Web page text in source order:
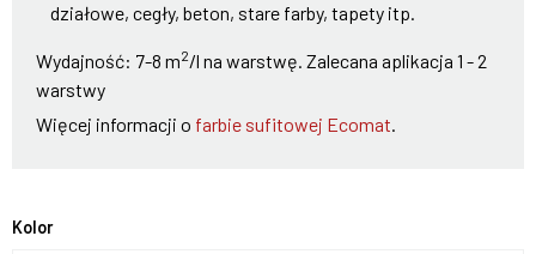
działowe, cegły, beton, stare farby, tapety itp.
Wydajność: 7-8 m2/l na warstwę. Zalecana aplikacja 1 - 2
warstwy
Więcej informacji o farbie sufitowej Ecomat.
Kolor